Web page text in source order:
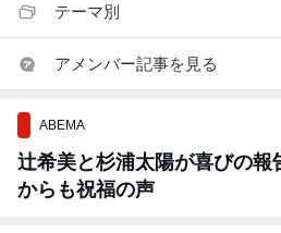
テーマ別
アメンバー記事を見る
ABEMA
辻希美と杉浦太陽が喜びの報
からも祝福の声